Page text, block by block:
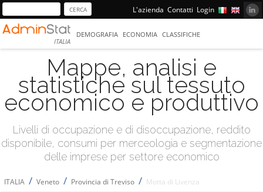
L'azienda Contatti Login
ITALIA
DEMOGRAFIA ECONOMIA CLASSIFICHE
Mappe, analisi e
statistiche sul tessuto
economico e produttivo
Livelli di occupazione e di disoccupazione, reddito
disponibile, consumi per merceologia e segmentazione
delle imprese per settore economico
ITALIA / Veneto / Provincia di Treviso / Motta di Livenza